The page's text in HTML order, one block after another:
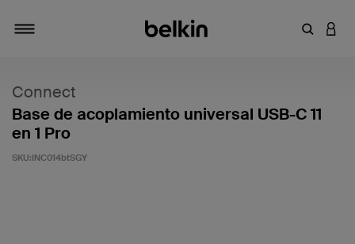
Connect
Base de acoplamiento universal USB-C 11
en 1 Pro
SKU:INC014btSGY